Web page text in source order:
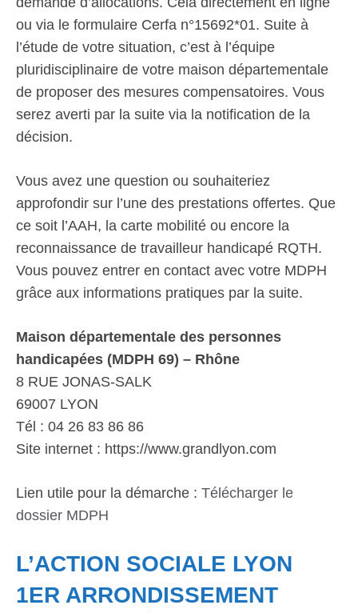
ou via le formulaire Cerfa n°15692*01. Suite à
l’étude de votre situation, c’est à l’équipe
pluridisciplinaire de votre maison départementale
de proposer des mesures compensatoires. Vous
serez averti par la suite via la notification de la
décision.
Vous avez une question ou souhaiteriez
approfondir sur l’une des prestations offertes. Que
ce soit l’AAH, la carte mobilité ou encore la
reconnaissance de travailleur handicapé RQTH.
Vous pouvez entrer en contact avec votre MDPH
grâce aux informations pratiques par la suite.
Maison départementale des personnes
handicapées (MDPH 69) – Rhône
8 RUE JONAS-SALK
69007 LYON
Tél : 04 26 83 86 86
Site internet : https://www.grandlyon.com
Lien utile pour la démarche : Télécharger le
dossier MDPH
L’ACTION SOCIALE LYON
1ER ARRONDISSEMENT